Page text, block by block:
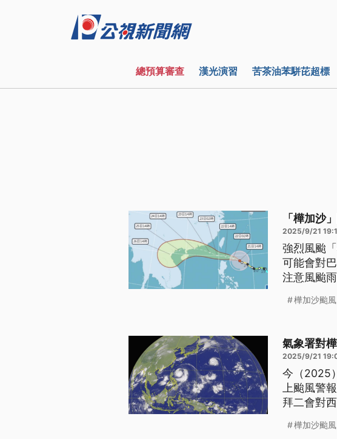
總預算審查 漢光演習 苦茶油苯駢芘超標
「樺加沙
2025/9/21
強烈風颱
可能會對
注意風颱雨
樺加沙颱風
氣象署對
2025/9/21
今（2025
上颱風警
拜二會對
樺加沙颱風